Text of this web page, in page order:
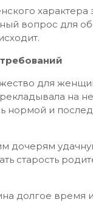
характера
вопрос для
для
на
нормой и
дочерям
старость
долгое время